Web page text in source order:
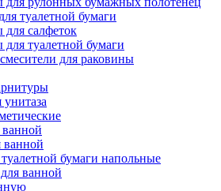
туалетной бумаги
салфеток
туалетной бумаги
для раковины
ванной
бумаги напольные
ванной